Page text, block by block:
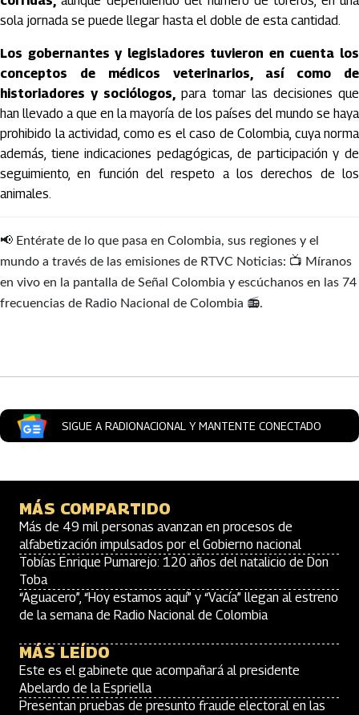
sola jornada se puede llegar hasta el doble de esta cantidad.
Los gobernantes y legisladores tuvieron en cuenta los
conceptos de médicos veterinarios, así como de
historiadores y sociólogos, para tomar las decisiones que
han llevado a que en la mayoría de los países del mundo se haya
prohibido la actividad, como es el caso de Colombia, cuya norma
además, tiene indicaciones pedagógicas, de participación y de
seguimiento, en función del respeto a los derechos de los
animales.
📢 Entérate de lo que pasa en Colombia, sus regiones y el
mundo a través de las emisiones de RTVC Noticias: 📺 Míranos
en vivo en la pantalla de Señal Colombia y escúchanos en las 74
frecuencias de Radio Nacional de Colombia 📻.
SIGUE A RADIONACIONAL Y MANTENTE CONECTADO
MÁS COMPARTIDO
Más de 49 mil personas avanzan en procesos de
alfabetización impulsados por el Gobierno nacional
Tobías Enrique Pumarejo: 120 años del natalicio de Don
Toba
“Aguacero”, “Hoy estamos aquí” y “Vacía” llegan al estreno
de la semana de Radio Nacional de Colombia
MÁS LEÍDO
Este es el gabinete que acompañará al presidente
Abelardo de la Espriella
Presentan pruebas de presunto fraude electoral en las